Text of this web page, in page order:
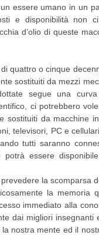
essere umano in un
e disponibilità non
d’olio di queste
quattro o cinque
sostituiti da mezzi
segue una
ci potrebbero
sostituiti da macchine
televisori, PC e
tutti saranno
essere
la scomparsa
la memoria
immediato alla
dai migliori
nostra mente ed il